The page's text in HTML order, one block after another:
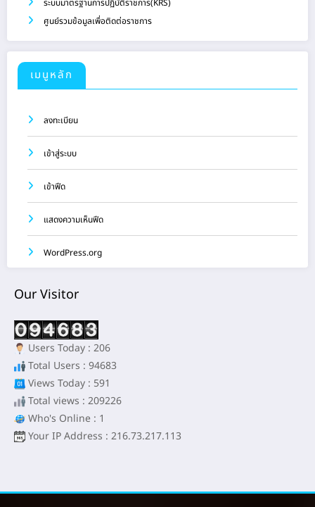
ระบบมาตรฐานการปฏิบัติราชการ(KRS)
ศูนย์รวมข้อมูลเพื่อติดต่อราชการ
เมนูหลัก
ลงทะเบียน
เข้าสู่ระบบ
เข้าฟีด
แสดงความเห็นฟีด
WordPress.org
Our Visitor
Users Today : 206
Total Users : 94683
Views Today : 591
Total views : 209226
Who's Online : 1
Your IP Address : 216.73.217.113